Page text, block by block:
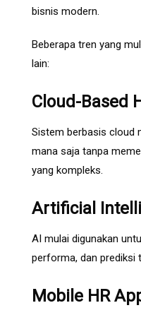
bisnis modern.
Beberapa tren yang
lain:
Cloud-Based
Sistem berbasis cloud
mana saja tanpa
yang kompleks.
Artificial
AI mulai digunakan
performa, dan prediksi
Mobile HR